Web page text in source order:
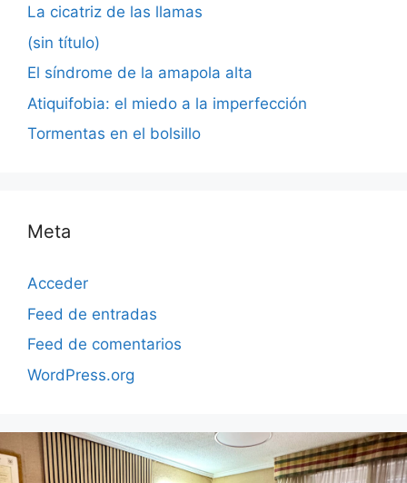
La cicatriz de las llamas
(sin título)
El síndrome de la amapola alta
Atiquifobia: el miedo a la imperfección
Tormentas en el bolsillo
Meta
Acceder
Feed de entradas
Feed de comentarios
WordPress.org